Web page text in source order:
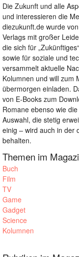
Die Zukunft und alle
und interessieren die
diezukunft.de wurde
Verlags mit großer
die sich für
sowie für soziale und
versammelt aktuelle
Kolumnen und will zum
übermorgen einladen.
von E-Books zum
Romane ebenso wie
Auswahl, die stetig
einig – wird auch in der
behalten.
Themen im
Buch
Film
TV
Game
Gadget
Science
Kolumnen